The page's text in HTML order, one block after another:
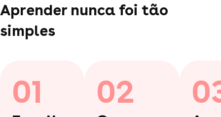
Aprender nunca foi tão
simples
01 02